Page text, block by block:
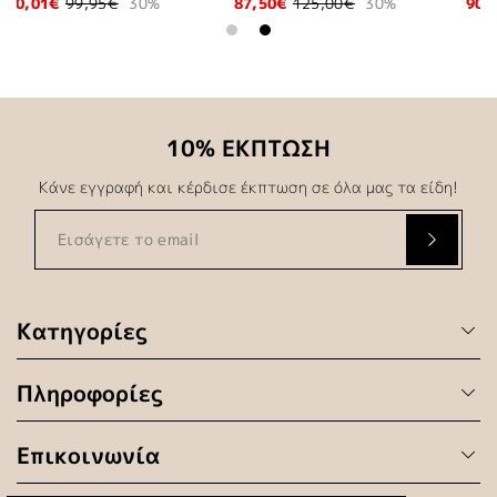
Κατηγορίες
Πληροφορίες
Επικοινωνία
10% ΕΚΠΤΩΣΗ
Κάνε εγγραφή και κέρδισε έκπτωση σε όλα μας τα είδη!